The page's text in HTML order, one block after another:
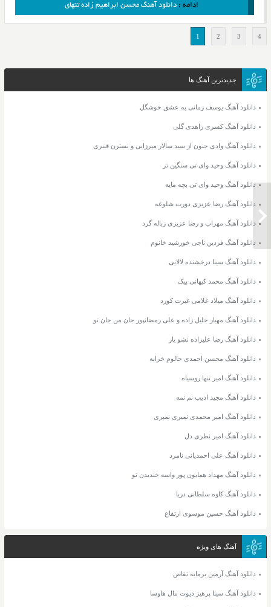
ادامه : دانلود آهنگ محسن ابراهیم زاده تنهای
1 2 3 4
جدیدترین آهنگ ها
دانلود آهنگ یوسف زمانی یه عشق خوشگل
دانلود آهنگ کسری زاهدی گلی
دانلود آهنگ وادی جنون از سید سالار میرزایی و نسترن قنبری
دانلود آهنگ وحید وای تی سنگین تر
دانلود آهنگ وحید وای تی بچه مایه
دانلود آهنگ رضا عزیزی دورت شلوغه
دانلود آهنگ مهراب و رضا عزیزی زباله گرد
دانلود آهنگ فردین ناجی خورشید خانوم
دانلود آهنگ سینا درخشنده لالایی
دانلود آهنگ محمد کیهانی پیک
دانلود آهنگ میلاد غلامی غیرت کورد
دانلود آهنگ مهیار خلیل زاده و علی رمضانپور جان من جان تو
دانلود آهنگ رضا علیزاده نشو یار
دانلود آهنگ محسن احمدی حالوم خرابه
دانلود آهنگ امیر تنها روسیاه
دانلود آهنگ مجید ادیب نم نمه
دانلود آهنگ امیر محمدی نمیری نمیری
دانلود آهنگ امیر نظری دل
دانلود آهنگ علی احمدیانی نامرد
دانلود آهنگ مهداد همایون پور واسه خندیدن تو
دانلود آهنگ کاوه سلطانی دریا
دانلود آهنگ حسین موسوی ارتفاع
آهنگ های ویژه
دانلود آهنگ آرمین برمایه تقاص
دانلود آهنگ سینا پرهیز دیوت مال هاوسا